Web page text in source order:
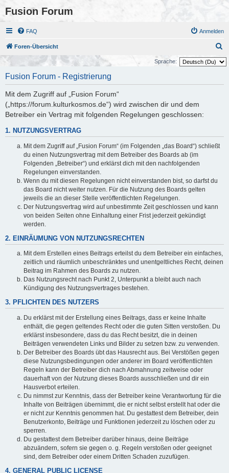
Fusion Forum
FAQ Anmelden
Foren-Übersicht
u
Sprache:
Fusion Forum - Registrierung
Mit dem Zugriff auf „Fusion Forum“
(„https://forum.kulturkosmos.de“) wird zwischen dir und dem
Betreiber ein Vertrag mit folgenden Regelungen geschlossen:
1. NUTZUNGSVERTRAG
Mit dem Zugriff auf „Fusion Forum“ (im Folgenden „das Board“) schließt
du einen Nutzungsvertrag mit dem Betreiber des Boards ab (im
Folgenden „Betreiber“) und erklärst dich mit den nachfolgenden
Regelungen einverstanden.
Wenn du mit diesen Regelungen nicht einverstanden bist, so darfst du
das Board nicht weiter nutzen. Für die Nutzung des Boards gelten
jeweils die an dieser Stelle veröffentlichten Regelungen.
Der Nutzungsvertrag wird auf unbestimmte Zeit geschlossen und kann
von beiden Seiten ohne Einhaltung einer Frist jederzeit gekündigt
werden.
2. EINRÄUMUNG VON NUTZUNGSRECHTEN
Mit dem Erstellen eines Beitrags erteilst du dem Betreiber ein einfaches,
zeitlich und räumlich unbeschränktes und unentgeltliches Recht, deinen
Beitrag im Rahmen des Boards zu nutzen.
Das Nutzungsrecht nach Punkt 2, Unterpunkt a bleibt auch nach
Kündigung des Nutzungsvertrages bestehen.
3. PFLICHTEN DES NUTZERS
Du erklärst mit der Erstellung eines Beitrags, dass er keine Inhalte
enthält, die gegen geltendes Recht oder die guten Sitten verstoßen. Du
erklärst insbesondere, dass du das Recht besitzt, die in deinen
Beiträgen verwendeten Links und Bilder zu setzen bzw. zu verwenden.
Der Betreiber des Boards übt das Hausrecht aus. Bei Verstößen gegen
diese Nutzungsbedingungen oder anderer im Board veröffentlichten
Regeln kann der Betreiber dich nach Abmahnung zeitweise oder
dauerhaft von der Nutzung dieses Boards ausschließen und dir ein
Hausverbot erteilen.
Du nimmst zur Kenntnis, dass der Betreiber keine Verantwortung für die
Inhalte von Beiträgen übernimmt, die er nicht selbst erstellt hat oder die
er nicht zur Kenntnis genommen hat. Du gestattest dem Betreiber, dein
Benutzerkonto, Beiträge und Funktionen jederzeit zu löschen oder zu
sperren.
Du gestattest dem Betreiber darüber hinaus, deine Beiträge
abzuändern, sofern sie gegen o. g. Regeln verstoßen oder geeignet
sind, dem Betreiber oder einem Dritten Schaden zuzufügen.
4. GENERAL PUBLIC LICENSE